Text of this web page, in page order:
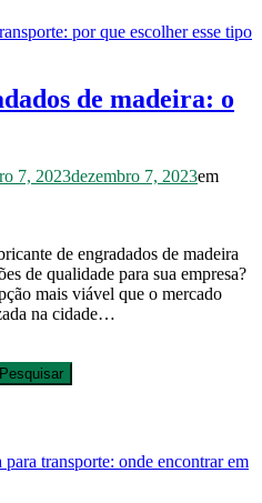
de madeira: o
7, 2023dezembro 7, 2023em
de engradados de madeira
de qualidade para sua empresa?
mais viável que o mercado
na cidade…
Pesquisar